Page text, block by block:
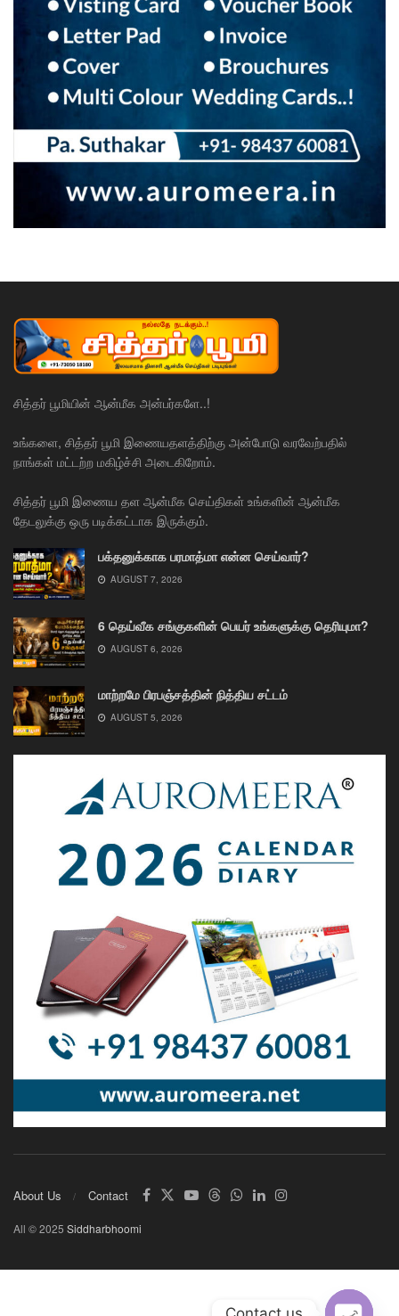
சித்தர் பூமியின் ஆன்மீக அன்பர்களே..!
உங்களை, சித்தர் பூமி இணையதளத்திற்கு அன்போடு வரவேற்பதில்
நாங்கள் மட்டற்ற மகிழ்ச்சி அடைகிறோம்.
சித்தர் பூமி இணைய தள ஆன்மீக செய்திகள் உங்களின் ஆன்மீக
தேடலுக்கு ஒரு படிக்கட்டாக இருக்கும்.
பக்தனுக்காக பரமாத்மா என்ன செய்வார்?
AUGUST 7, 2026
6 தெய்வீக சங்குகளின் பெயர் உங்களுக்கு தெரியுமா?
AUGUST 6, 2026
மாற்றமே பிரபஞ்சத்தின் நித்திய சட்டம்
AUGUST 5, 2026
About Us Contact
All © 2025 Siddharbhoomi